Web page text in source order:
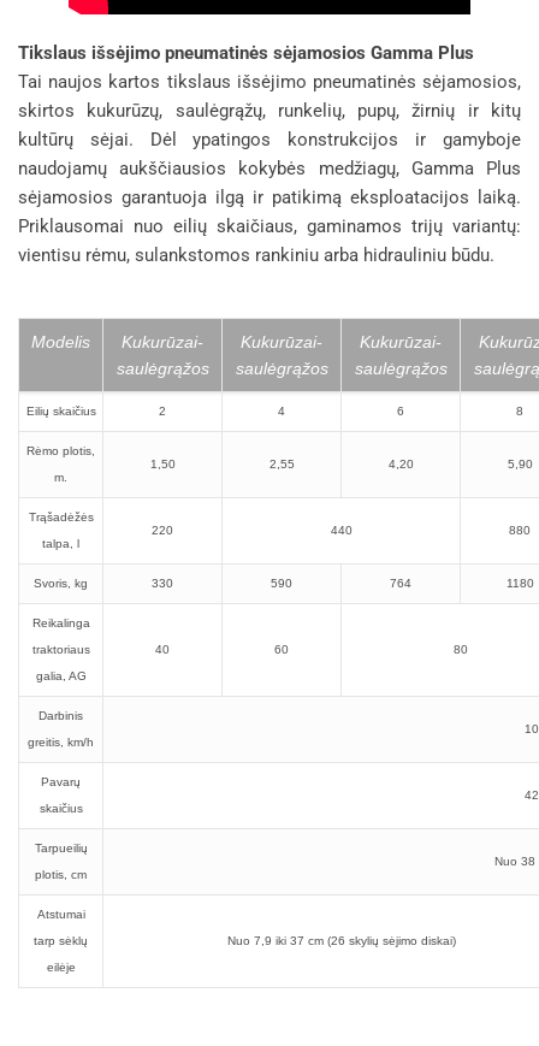
Tikslaus išsėjimo pneumatinės sėjamosios Gamma Plus
Tai naujos kartos tikslaus išsėjimo pneumatinės sėjamosios,
skirtos kukurūzų, saulėgrąžų, runkelių, pupų, žirnių ir kitų
kultūrų sėjai. Dėl ypatingos konstrukcijos ir gamyboje
naudojamų aukščiausios kokybės medžiagų, Gamma Plus
sėjamosios garantuoja ilgą ir patikimą eksploatacijos laiką.
Priklausomai nuo eilių skaičiaus, gaminamos trijų variantų:
vientisu rėmu, sulankstomos rankiniu arba hidrauliniu būdu.
Modelis
Kukurūzai-
saulėgrąžos
Kukurūzai-
saulėgrąžos
Kukurūzai-
saulėgrąžos
Eilių skaičius 2 4 6 8
Rėmo plotis,
m.
1,50 2,55 4,20 5,90
Trąšadėžės
talpa, l
220 440 880
Svoris, kg 330 590 764 1180
Reikalinga
traktoriaus
galia, AG
40 60 80
Darbinis
greitis, km/h
10
Pavarų
skaičius
42
Tarpueilių
plotis, cm
Nuo 38
Atstumai
tarp sėklų
eilėje
Nuo 7,9 iki 37 cm (26 skylių sėjimo diskai)